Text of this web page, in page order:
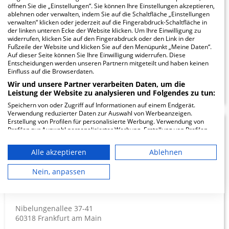
Richard-Wagner-Straße 14
60318 Frankfurt am Main
ZUM PROFIL
3.78
Bürgerhospital und
Clementine
Kinderhospital gGmbH
Nibelungenallee 37-41
60318 Frankfurt am Main
öffnen Sie die „Einstellungen“. Sie können Ihre Einstellungen akzeptieren,
ablehnen oder verwalten, indem Sie auf die Schaltfläche „Einstellungen
verwalten“ klicken oder jederzeit auf die Fingerabdruck-Schaltfläche in
der linken unteren Ecke der Website klicken. Um Ihre Einwilligung zu
widerrufen, klicken Sie auf den Fingerabdruck oder den Link in der
Fußzeile der Website und klicken Sie auf den Menüpunkt „Meine Daten“.
Auf dieser Seite können Sie Ihre Einwilligung widerrufen. Diese
Entscheidungen werden unseren Partnern mitgeteilt und haben keinen
Einfluss auf die Browserdaten.
Wir und unsere Partner verarbeiten Daten, um die
Leistung der Website zu analysieren und Folgendes zu tun:
Speichern von oder Zugriff auf Informationen auf einem Endgerät.
Verwendung reduzierter Daten zur Auswahl von Werbeanzeigen.
Erstellung von Profilen für personalisierte Werbung. Verwendung von
Profilen zur Auswahl personalisierter Werbung. Erstellung von Profilen
personalisierter Inhalte. Messung der Werbeleistung. Messung der
Performance von Inhalten. Analyse von Zielgruppen durch Statistiken
oder Kombinationen von Daten aus verschiedenen Quellen. Entwicklung
und Verbesserung der Angebote. Verwendung reduzierter Daten zur
Auswahl von Inhalten.
Ihre Einwilligung und die cookie Richtlinie gelten ausschließlich für diese
Website/App.
Alle akzeptieren
Ablehnen
Nein, anpassen